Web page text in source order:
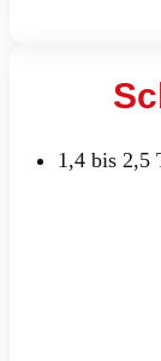
1,4 bis 2,5